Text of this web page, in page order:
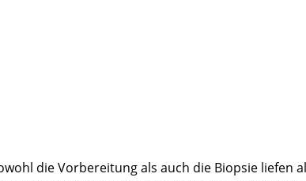
die Vorbereitung als auch die Biopsie